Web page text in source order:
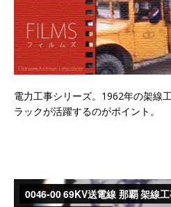
電力工事シリーズ。1962年の架線
ラックが活躍するのがポイント。